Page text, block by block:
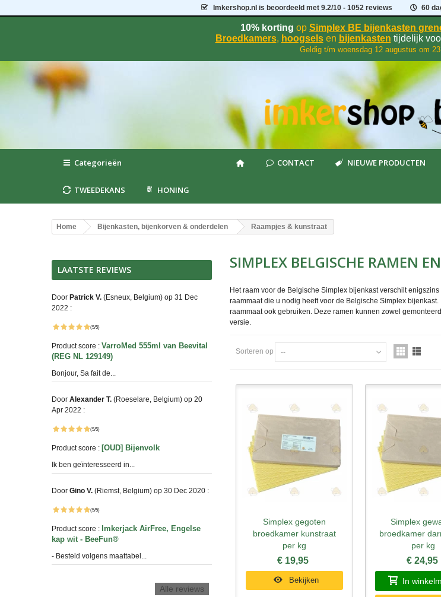
Imkershop.nl is beoordeeld met 9.2/10 - 1052 reviews 60
10% korting op Simplex BE bijenkasten
Broedkamers, hoogselsen bijenkasten tijdelijk
Geldig t/m woensdag 12 augustus om
Categorieën CONTACT NIEUWE PRODUCTEN
TWEEDEKANS HONING
Home Bijenkasten, bijenkorven & onderdelen Raampjes & kunstraat
LAATSTE REVIEWS
Door Patrick V. (Esneux, Belgium) op 31 Dec
2022 :
(5/5)
Product score : VarroMed 555ml van Beevital
(REG NL 129149)
Bonjour, Sa fait de...
Door Alexander T. (Roeselare, Belgium) op 20
Apr 2022 :
(5/5)
Product score : [OUD] Bijenvolk
Ik ben geïnteresseerd in...
Door Gino V. (Riemst, Belgium) op 30 Dec 2020 :
(5/5)
Product score : Imkerjack AirFree, Engelse
kap wit - BeeFun®
- Besteld volgens maattabel...
Alle reviews
SIMPLEX BELGISCHE RAMEN
Het raam voor de Belgische Simplex bijenkast verschilt
raammaat die u nodig heeft voor de Belgische Simplex
raammaat ook gebruiken. Deze ramen kunnen zowel
versie.
Sorteren op --
Snel bekijken
Simplex gegoten
broedkamer kunstraat
per kg
€ 19,95
Bekijken
Snel bekijken
Simplex
broedkamer
per kg
€ 24,95
In